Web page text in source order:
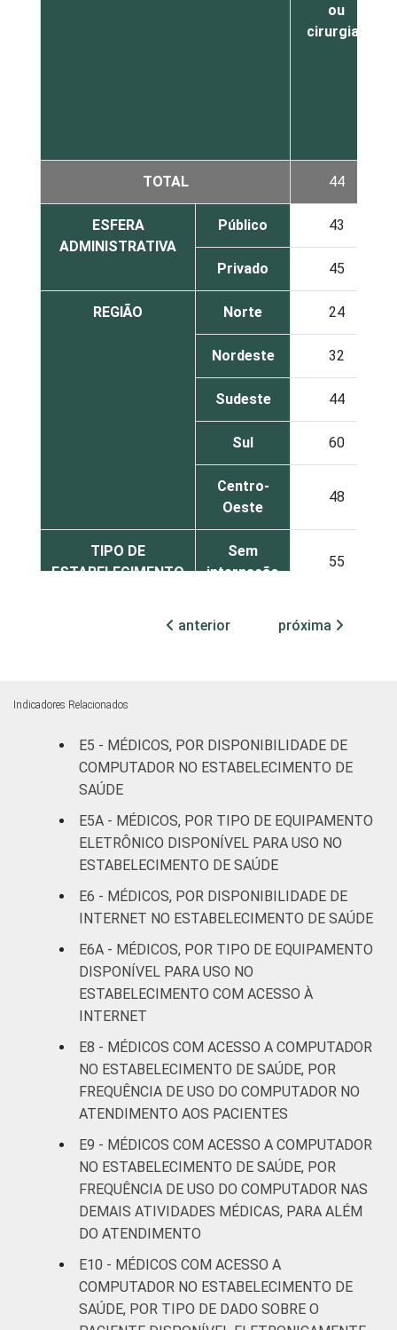
ou
cirurgias
TOTAL 44
ESFERA
ADMINISTRATIVA
Público 43
Privado 45
REGIÃO Norte 24
Nordeste 32
Sudeste 44
Sul 60
Centro-
Oeste
48
TIPO DE
ESTABELECIMENTO
Sem
internação
55
internação
(mais de
37
SADT 65
FAIXA ETÁRIA
Até 35
anos
anos
45
De 51
mais
LOCALIZAÇÃO Capital 42
¹Cada item apresentado se refere apenas
aos resultados da alternativa "Sim".
Fonte: CGI.br/NIC.br, Centro Regional de
Estudos para o Desenvolvimento da
Sociedade da Informação (Cetic.br),
Pesquisa sobre o uso das Tecnologias de
Informação e Comunicação nos
anterior próxima
Indicadores Relacionados
E5 - MÉDICOS, POR DISPONIBILIDADE DE
COMPUTADOR NO ESTABELECIMENTO DE
SAÚDE
E5A - MÉDICOS, POR TIPO DE EQUIPAMENTO
ELETRÔNICO DISPONÍVEL PARA USO NO
ESTABELECIMENTO DE SAÚDE
E6 - MÉDICOS, POR DISPONIBILIDADE DE
INTERNET NO ESTABELECIMENTO DE SAÚDE
E6A - MÉDICOS, POR TIPO DE EQUIPAMENTO
DISPONÍVEL PARA USO NO
ESTABELECIMENTO COM ACESSO À
INTERNET
E8 - MÉDICOS COM ACESSO A COMPUTADOR
NO ESTABELECIMENTO DE SAÚDE, POR
FREQUÊNCIA DE USO DO COMPUTADOR NO
ATENDIMENTO AOS PACIENTES
E9 - MÉDICOS COM ACESSO A COMPUTADOR
NO ESTABELECIMENTO DE SAÚDE, POR
FREQUÊNCIA DE USO DO COMPUTADOR NAS
DEMAIS ATIVIDADES MÉDICAS, PARA ALÉM
DO ATENDIMENTO
E10 - MÉDICOS COM ACESSO A
COMPUTADOR NO ESTABELECIMENTO DE
SAÚDE, POR TIPO DE DADO SOBRE O